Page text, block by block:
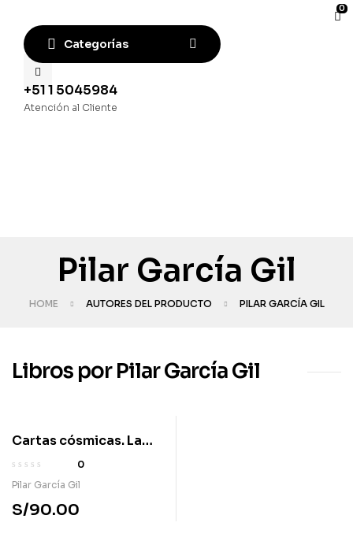
0
Categorías
+51 1 5045984
Atención al Cliente
Pilar García Gil
HOME AUTORES DEL PRODUCTO PILAR GARCÍA GIL
Libros por Pilar García Gil
Cartas cósmicas. La
sabiduría del universo
en tu manos + 36
0
Pilar García Gil
S/90.00